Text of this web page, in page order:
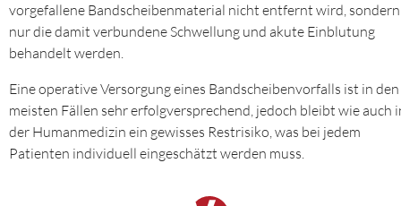
vorgefallene Bandscheibenmaterial nicht entfernt wird, sondern
nur die damit verbundene Schwellung und akute Einblutung
behandelt werden.
Eine operative Versorgung eines Bandscheibenvorfalls ist in den
meisten Fällen sehr erfolgversprechend, jedoch bleibt wie auch
der Humanmedizin ein gewisses Restrisiko, was bei jedem
Patienten individuell eingeschätzt werden muss.